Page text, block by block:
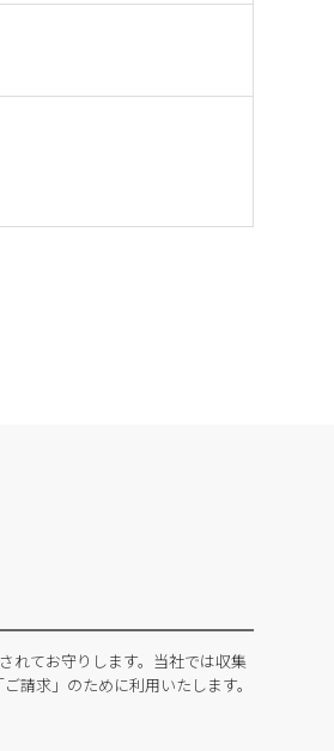
れてお守りします。当社では収集
請求」のために利用いたします。